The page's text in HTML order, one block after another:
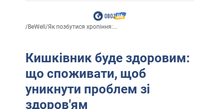
/BeWell/Як позбутися хропіння:...
Кишківник буде здоровим:
що споживати, щоб
уникнути проблем зі
здоров'ям